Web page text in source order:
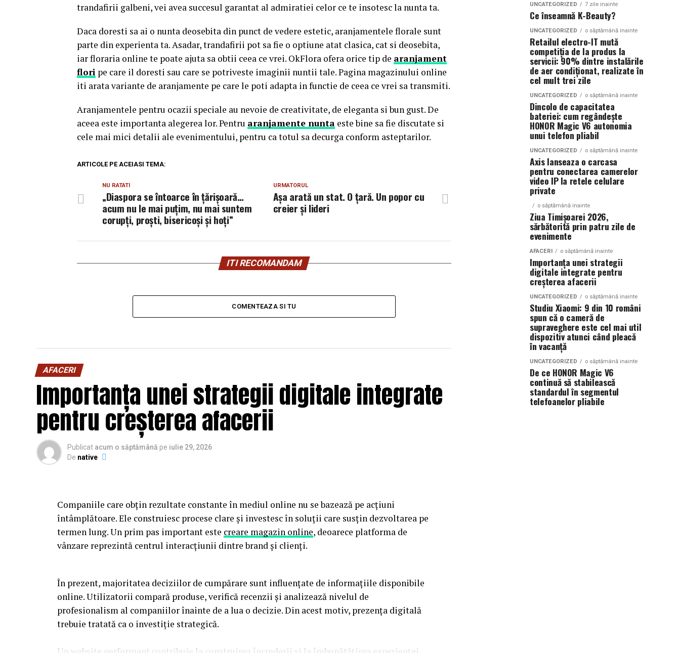
trandafirii galbeni, vei avea succesul garantat al admiratiei celor ce te insotesc la nunta ta.
Daca doresti sa ai o nunta deosebita din punct de vedere estetic, aranjamentele florale sunt
parte din experienta ta. Asadar, trandafirii pot sa fie o optiune atat clasica, cat si deosebita,
iar floraria online te poate ajuta sa obtii ceea ce vrei. OkFlora ofera orice tip de aranjament
flori pe care il doresti sau care se potriveste imaginii nuntii tale. Pagina magazinului online
iti arata variante de aranjamente pe care le poti adapta in functie de ceea ce vrei sa transmiti.
Aranjamentele pentru ocazii speciale au nevoie de creativitate, de eleganta si bun gust. De
aceea este importanta alegerea lor. Pentru aranjamente nunta este bine sa fie discutate si
cele mai mici detalii ale evenimentului, pentru ca totul sa decurga conform asteptarilor.
ARTICOLE PE ACEIASI TEMA:
URMATORUL
Aşa arată un stat. O ţară. Un popor cu
creier şi lideri
NU RATATI
„Diaspora se întoarce în țărișoară…
acum nu le mai puțim, nu mai suntem
corupți, proști, bisericoși și hoți”
ITI RECOMANDAM
COMENTEAZA SI TU
AFACERI
Importanța unei strategii digitale integrate
pentru creșterea afacerii
Publicat acum o săptămână pe iulie 29, 2026
De native
Companiile care obțin rezultate constante în mediul online nu se bazează pe acțiuni
întâmplătoare. Ele construiesc procese clare și investesc în soluții care susțin dezvoltarea pe
termen lung. Un prim pas important este creare magazin online, deoarece platforma de
vânzare reprezintă centrul interacțiunii dintre brand și clienți.
În prezent, majoritatea deciziilor de cumpărare sunt influențate de informațiile disponibile
online. Utilizatorii compară produse, verifică recenzii și analizează nivelul de
profesionalism al companiilor înainte de a lua o decizie. Din acest motiv, prezența digitală
trebuie tratată ca o investiție strategică.
UNCATEGORIZED 7 zile inainte
Ce înseamnă K-Beauty?
UNCATEGORIZED o săptămână inainte
Retailul electro-IT mută
competiția de la produs la
servicii: 90% dintre instalările
de aer condiționat, realizate în
cel mult trei zile
UNCATEGORIZED o săptămână inainte
Dincolo de capacitatea
bateriei: cum regândește
HONOR Magic V6 autonomia
unui telefon pliabil
UNCATEGORIZED o săptămână inainte
Axis lanseaza o carcasa
pentru conectarea camerelor
video IP la retele celulare
private
o săptămână inainte
Ziua Timișoarei 2026,
sărbătorită prin patru zile de
evenimente
AFACERI o săptămână inainte
Importanța unei strategii
digitale integrate pentru
creșterea afacerii
UNCATEGORIZED o săptămână inainte
Studiu Xiaomi: 9 din 10 români
spun că o cameră de
supraveghere este cel mai util
dispozitiv atunci când pleacă
în vacanță
UNCATEGORIZED o săptămână inainte
De ce HONOR Magic V6
continuă să stabilească
standardul în segmentul
telefoanelor pliabile